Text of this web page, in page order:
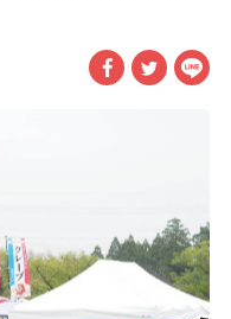
Facebook